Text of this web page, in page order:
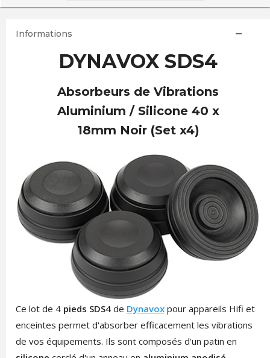
Informations
DYNAVOX SDS4
Absorbeurs de Vibrations
Aluminium / Silicone 40 x
18mm Noir (Set x4)
Ce lot de 4 pieds SDS4de Dynavoxpour appareils Hifi et
enceintes permet d'absorber efficacement les vibrations
de vos équipements. Ils sont composés d'un patin en